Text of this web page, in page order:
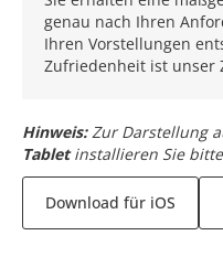
genau nach Ihren
Ihren Vorstellungen
Zufriedenheit ist unser
Hinweis: Zur Darstellung
Tabletinstallieren Sie
Download für iOS